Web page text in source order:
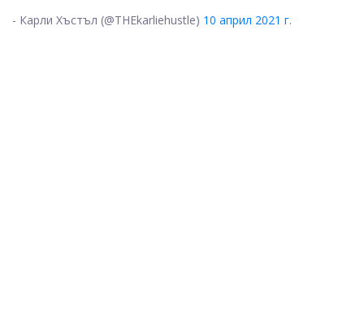
- Карли Хъстъл (@THEkarliehustle) 10 април 2021 г.